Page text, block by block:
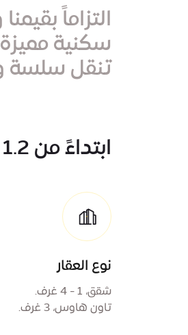
التزاماً
سكنية
تنقل سلسة
ابتداءً من 1.2 مليون درهم
نوع العقار
شقق، 1 - 4 غرف.
تاون هاوس، 3 غرف.